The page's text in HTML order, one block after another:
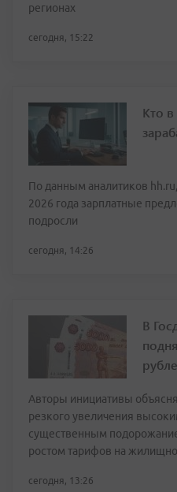
регионах
сегодня, 15:22
Кто
По данным аналитиков
2026 года зарплатные
подросли
сегодня, 14:26
В
Авторы инициативы
резкого увеличения
существенным
ростом тарифов на
сегодня, 13:26